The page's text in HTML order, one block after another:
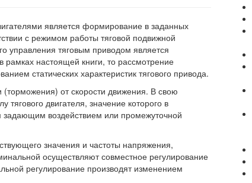
является формирование в заданных
с режимом работы тяговой подвижной
управления тяговым приводом является
настоящей книги, то рассмотрение
статических характеристик тягового привода.
(торможения) от скорости движения. В свою
двигателя, значение которого в
задающим воздействием или промежуточной
значения и частоты напряжения,
осуществляют совместное регулирование
регулирование производят изменением